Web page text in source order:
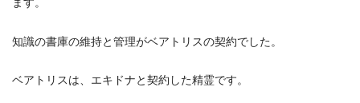
ます。
知識の書庫の維持と管理がベアトリスの契約でした。
ベアトリスは、エキドナと契約した精霊です。